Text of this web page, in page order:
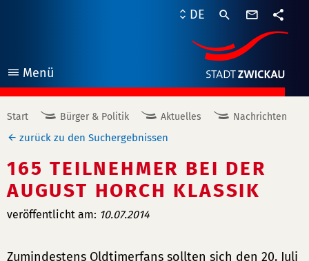
Menü
öffnen
DE
Start Bürger & Politik Aktuelles Nachrichten
zurück zu den Suchergebnissen
165 TEILNEHMER BEI DER
AUGUST HORCH KLASSIK
veröffentlicht am: 10.07.2014
Zumindestens Oldtimerfans sollten sich den 20. Juli